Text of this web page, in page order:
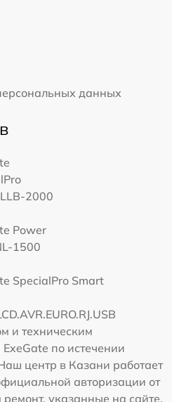
данных
2000
Power
1500
SpecialPro Smart
и техническим
по истечении
центр в Казани работает
авторизации от
указанные на сайте,